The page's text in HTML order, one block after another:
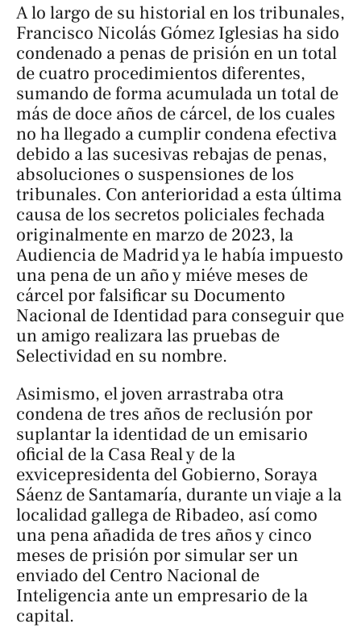
A lo largo de su historial en los tribunales,
Francisco Nicolás Gómez Iglesias ha sido
condenado a penas de prisión en un total
de cuatro procedimientos diferentes,
sumando de forma acumulada un total de
más de doce años de cárcel, de los cuales
no ha llegado a cumplir condena efectiva
debido a las sucesivas rebajas de penas,
absoluciones o suspensiones de los
tribunales. Con anterioridad a esta última
causa de los secretos policiales fechada
originalmente en marzo de 2023, la
Audiencia de Madrid ya le había impuesto
una pena de un año y miéve meses de
cárcel por falsificar su Documento
Nacional de Identidad para conseguir que
un amigo realizara las pruebas de
Selectividad en su nombre.
Asimismo, el joven arrastraba otra
condena de tres años de reclusión por
suplantar la identidad de un emisario
oficial de la Casa Real y de la
exvicepresidenta del Gobierno, Soraya
Sáenz de Santamaría, durante un viaje a la
localidad gallega de Ribadeo, así como
una pena añadida de tres años y cinco
meses de prisión por simular ser un
enviado del Centro Nacional de
Inteligencia ante un empresario de la
capital.